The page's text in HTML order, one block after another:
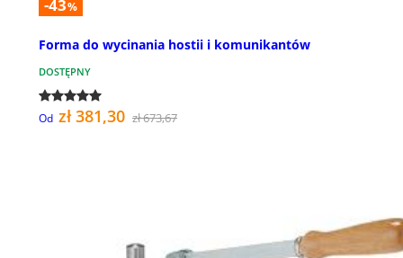
-43%
Forma do wycinania hostii i komunikantów
DOSTĘPNY
Od zł 381,30 zł 673,67